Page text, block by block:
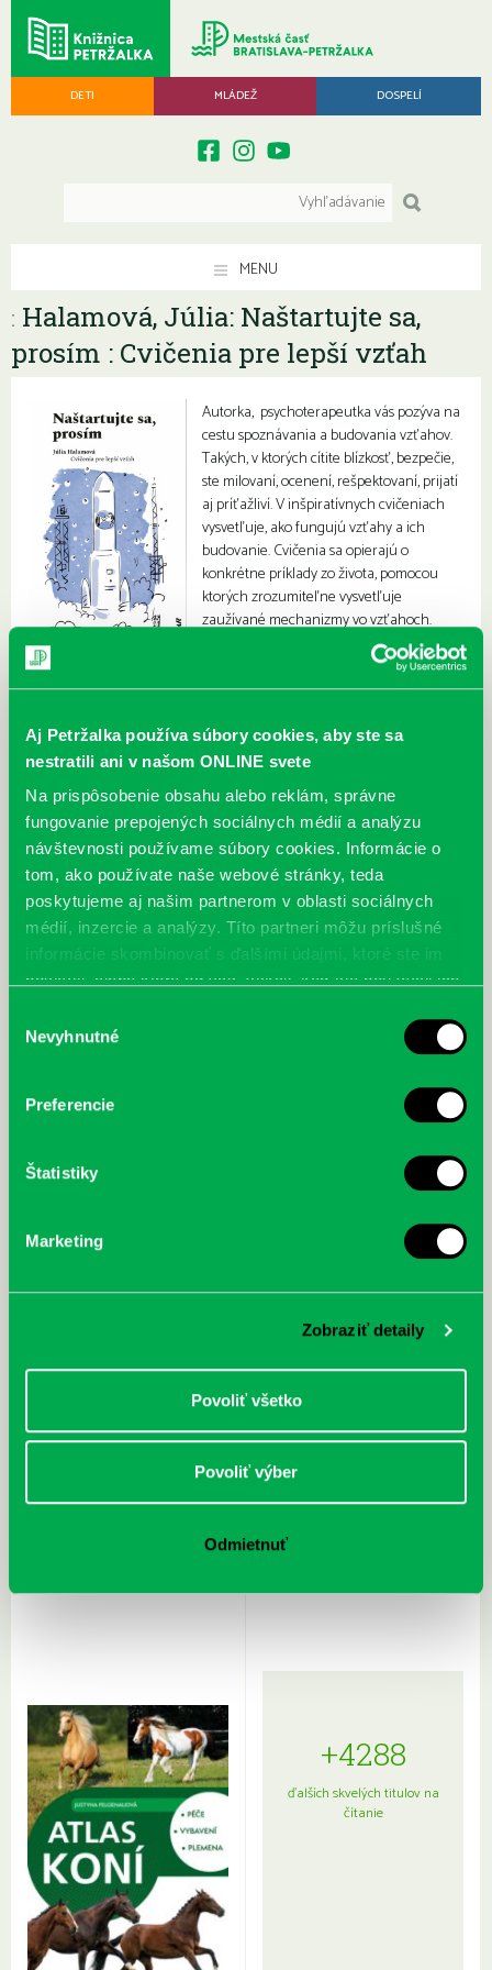
Aj Petržalka používa súbory cookies, aby ste sa
nestratili ani v našom ONLINE svete
Na prispôsobenie obsahu alebo reklám, správne
fungovanie prepojených sociálnych médií a analýzu
návštevnosti používame súbory cookies. Informácie o
tom, ako používate naše webové stránky, teda
poskytujeme aj našim partnerom v oblasti sociálnych
médií, inzercie a analýzy. Títo partneri môžu príslušné
informácie skombinovať s ďalšími údajmi, ktoré ste im
poskytli, alebo ktoré od vás získali, keď ste používali ich
súhlasu
Nevyhnutné
Preferencie
Štatistiky
Marketing
Zobraziť detaily
Povoliť všetko
Povoliť výber
Odmietnuť
DETI MLÁDEŽ DOSPELÍ
MENU
: Halamová, Júlia: Naštartujte sa,
prosím : Cvičenia pre lepší vzťah
Autorka, psychoterapeutka vás pozýva na
cestu spoznávania a budovania vzťahov.
Takých, v ktorých cítite blízkosť, bezpečie,
ste milovaní, ocenení, rešpektovaní, prijatí
aj príťažliví. V inšpiratívnych cvičeniach
vysvetľuje, ako fungujú vzťahy a ich
budovanie. Cvičenia sa opierajú o
konkrétne príklady zo života, pomocou
ktorých zrozumiteľne vysvetľuje
zaužívané mechanizmy vo vzťahoch.
cyklistu modernej doby:
Rudź, Przemyslaw: Atlas hviezd:
Hardy, Paula: Japonsko na tanieri:
+4288
ďalších skvelých titulov na
čítanie